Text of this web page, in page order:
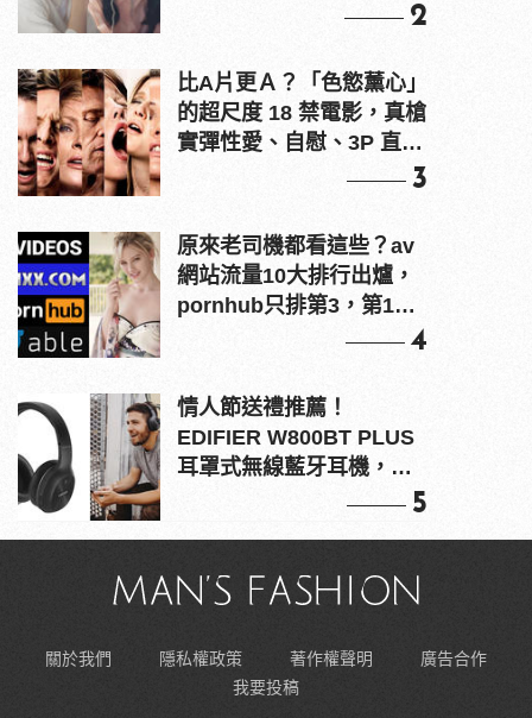
2
比A片更Ａ？「色慾薰心」
的超尺度 18 禁電影，真槍
實彈性愛、自慰、3P 直接
3
原來老司機都看這些？av
網站流量10大排行出爐，
pornhub只排第3，第1名
4
情人節送禮推薦！
EDIFIER W800BT PLUS
耳罩式無線藍牙耳機，在
5
關於我們 隱私權政策 著作權聲明
廣告合作
我要投稿